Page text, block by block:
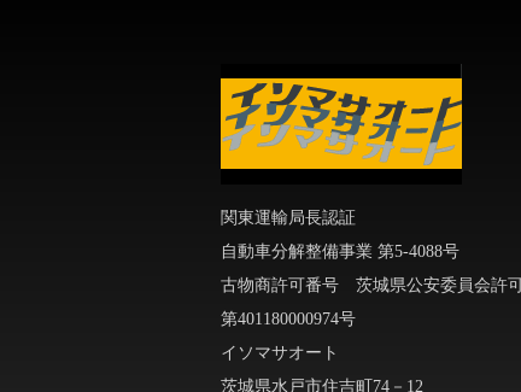
関東運輸局長認証
自動車分解整備事業 第5-4088号
古物商許可番号 茨城県公安委員会許可
第401180000974号
イソマサオート
茨城県水戸市住吉町74－12